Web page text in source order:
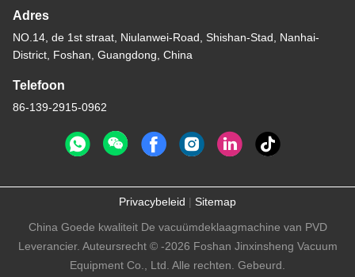
Adres
NO.14, de 1st straat, Niulanwei-Road, Shishan-Stad, Nanhai-
District, Foshan, Guangdong, China
Telefoon
86-139-2915-0962
Privacybeleid | Sitemap
China Goede kwaliteit De vacuümdeklaagmachine van PVD
Leverancier. Auteursrecht © -2026 Foshan Jinxinsheng Vacuum
Equipment Co., Ltd. Alle rechten. Gebeurd.